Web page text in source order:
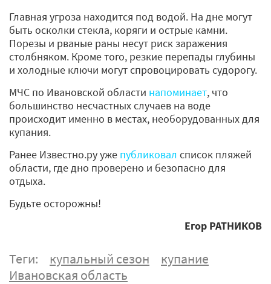
Главная угроза находится под водой. На дне могут
быть осколки стекла, коряги и острые камни.
Порезы и рваные раны несут риск заражения
столбняком. Кроме того, резкие перепады глубины
и холодные ключи могут спровоцировать судорогу.
МЧС по Ивановской области напоминает, что
большинство несчастных случаев на воде
происходит именно в местах, необорудованных для
купания.
Ранее Известно.ру уже публиковал список пляжей
области, где дно проверено и безопасно для
отдыха.
Будьте осторожны!
Егор РАТНИКОВ
Теги: купальный сезон
купание
Ивановская область